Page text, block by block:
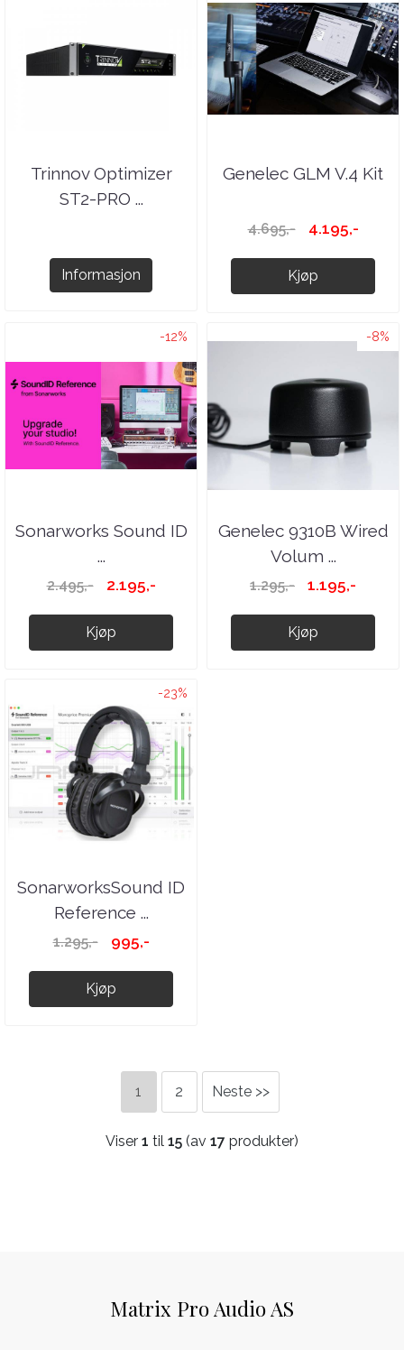
Trinnov Optimizer
ST2-PRO ...
Informasjon
Genelec GLM V.4 Kit
4.695,- 4.195,-
Kjøp
-12%
Sonarworks Sound ID
...
2.495,- 2.195,-
Kjøp
-8%
Genelec 9310B Wired
Volum ...
1.295,- 1.195,-
Kjøp
-23%
SonarworksSound ID
Reference ...
1.295,- 995,-
Kjøp
1 2 Neste >>
Viser 1 til 15 (av 17 produkter)
Matrix Pro Audio AS